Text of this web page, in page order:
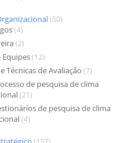
(50)
(4)
(2)
Equipes(12)
Técnicas de Avaliação (7)
de pesquisa de clima
(21)
de pesquisa de clima
(4)